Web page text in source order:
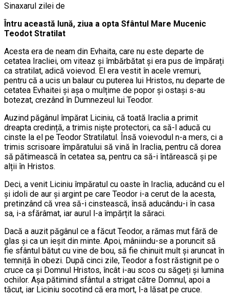
Sinaxarul zilei de
Întru această lună, ziua a opta Sfântul Mare Mucenic
Teodot Stratilat
Acesta era de neam din Evhaita, care nu este departe de
cetatea Iracliei, om viteaz și îmbărbătat și era pus de împărați
ca stratilat, adică voievod. El era vestit în acele vremuri,
pentru că a ucis un balaur cu puterea lui Hristos, nu departe de
cetatea Evhaitei și așa o mulțime de popor și ostași s-au
botezat, crezând în Dumnezeul lui Teodor.
Auzind păgânul împărat Liciniu, că toată Iraclia a primit
dreapta credință, a trimis niște protectori, ca să-l aducă cu
cinste la el pe Teodor Stratilatul. Însă voievodul n-a mers, ci a
trimis scrisoare împăratului să vină în Iraclia, pentru că dorea
să pătimească în cetatea sa, pentru ca să-i întărească și pe
alții în Hristos.
Deci, a venit Liciniu împăratul cu oaste în Iraclia, aducând cu el
și idoli de aur și argint pe care Teodor i-a cerut de la acesta,
pretinzând că vrea să-i cinstească, însă aducându-i în casa
sa, i-a sfărâmat, iar aurul l-a împărțit la săraci.
Dacă a auzit păgânul ce a făcut Teodor, a rămas mut fără de
glas și ca un ieșit din minte. Apoi, mâniindu-se a poruncit să
fie sfântul bătut cu vine de bou, să fie chinuit mult și aruncat în
temniță în obezi. După cinci zile, Teodor a fost răstignit pe o
cruce ca și Domnul Hristos, încât i-au scos cu săgeți și lumina
ochilor. Așa pătimind sfântul a strigat către Domnul, apoi a
tăcut, iar Liciniu socotind că era mort, l-a lăsat pe cruce.